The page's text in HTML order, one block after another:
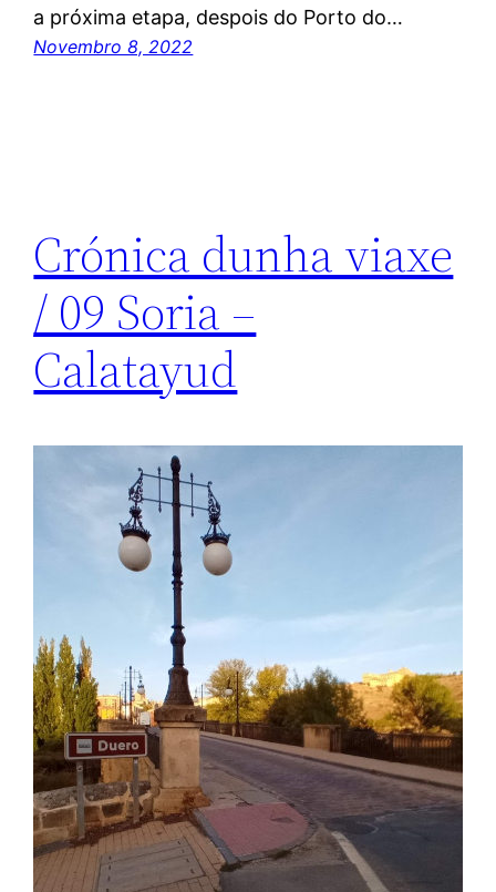
a próxima etapa, despois do Porto do…
Novembro 8, 2022
Crónica dunha viaxe
/ 09 Soria –
Calatayud